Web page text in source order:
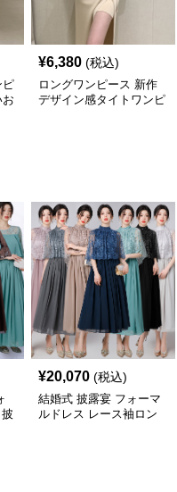
ピ
¥6,380 (税込)
ロングワンピース 新作
デザイン感タイトワンピ
¥20,070 (税込)
結婚式 披露宴 フォーマ
ルドレス レース袖ロン